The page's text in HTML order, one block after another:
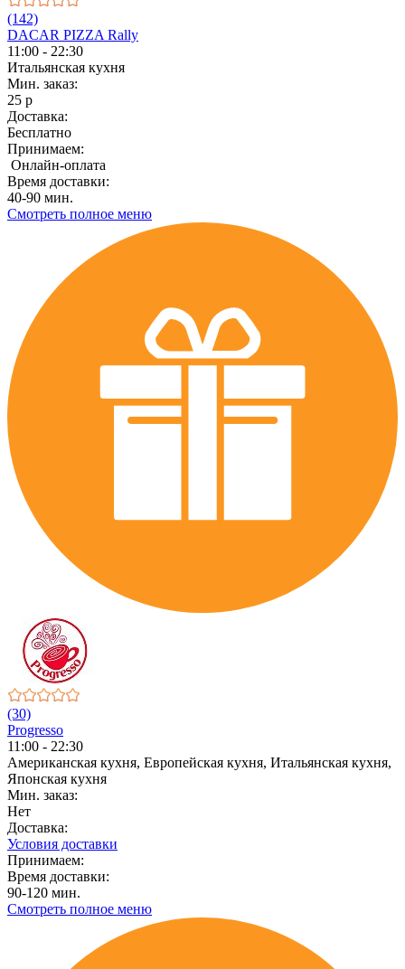
(142)
DACAR PIZZA Rally
11:00 - 22:30
Итальянская кухня
Мин. заказ:
25 р
Доставка:
Бесплатно
Принимаем:
Онлайн-оплата
Время доставки:
40-90 мин.
Смотреть полное меню
(30)
Progresso
11:00 - 22:30
Американская кухня, Европейская кухня, Итальянская кухня,
Японская кухня
Мин. заказ:
Нет
Доставка:
Условия доставки
Принимаем:
Время доставки:
90-120 мин.
Смотреть полное меню